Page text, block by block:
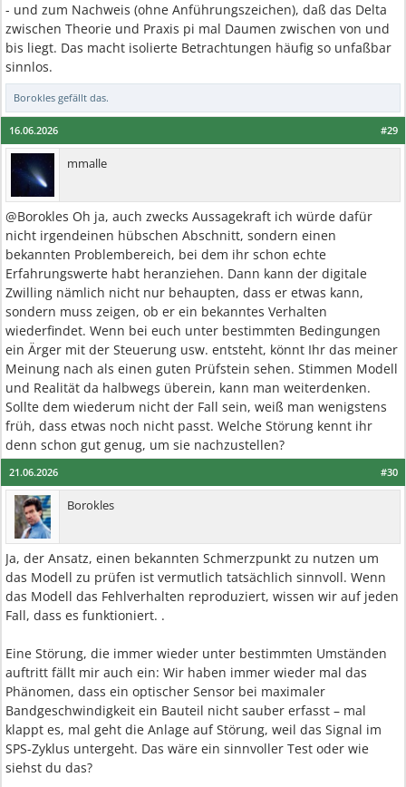
- und zum Nachweis (ohne Anführungszeichen), daß das Delta
zwischen Theorie und Praxis pi mal Daumen zwischen von und
bis liegt. Das macht isolierte Betrachtungen häufig so unfaßbar
sinnlos.
Borokles gefällt das.
#29
16.06.2026
mmalle
@Borokles Oh ja, auch zwecks Aussagekraft ich würde dafür
nicht irgendeinen hübschen Abschnitt, sondern einen
bekannten Problembereich, bei dem ihr schon echte
Erfahrungswerte habt heranziehen. Dann kann der digitale
Zwilling nämlich nicht nur behaupten, dass er etwas kann,
sondern muss zeigen, ob er ein bekanntes Verhalten
wiederfindet. Wenn bei euch unter bestimmten Bedingungen
ein Ärger mit der Steuerung usw. entsteht, könnt Ihr das meiner
Meinung nach als einen guten Prüfstein sehen. Stimmen Modell
und Realität da halbwegs überein, kann man weiterdenken.
Sollte dem wiederum nicht der Fall sein, weiß man wenigstens
früh, dass etwas noch nicht passt. Welche Störung kennt ihr
denn schon gut genug, um sie nachzustellen?
#30
21.06.2026
Borokles
Ja, der Ansatz, einen bekannten Schmerzpunkt zu nutzen um
das Modell zu prüfen ist vermutlich tatsächlich sinnvoll. Wenn
das Modell das Fehlverhalten reproduziert, wissen wir auf jeden
Fall, dass es funktioniert. .
Eine Störung, die immer wieder unter bestimmten Umständen
auftritt fällt mir auch ein: Wir haben immer wieder mal das
Phänomen, dass ein optischer Sensor bei maximaler
Bandgeschwindigkeit ein Bauteil nicht sauber erfasst – mal
klappt es, mal geht die Anlage auf Störung, weil das Signal im
SPS-Zyklus untergeht. Das wäre ein sinnvoller Test oder wie
siehst du das?